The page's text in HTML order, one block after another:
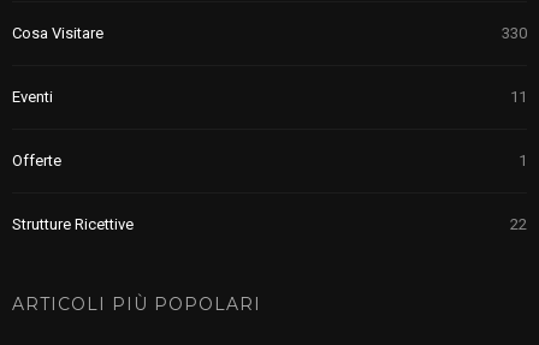
Cosa Visitare 330
Eventi 11
Offerte 1
Strutture Ricettive 22
ARTICOLI PIÙ POPOLARI